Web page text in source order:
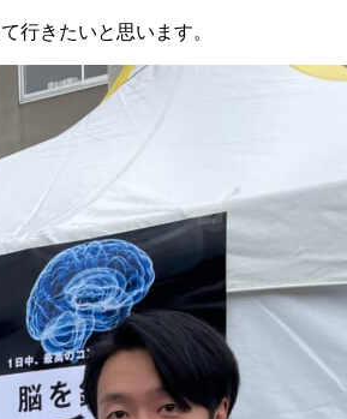
行きたいと思います。